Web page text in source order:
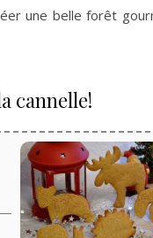
une belle forêt
cannelle!